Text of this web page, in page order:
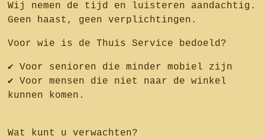
Wij nemen de tijd en luisteren aandachtig.
Geen haast, geen verplichtingen.
Voor wie is de Thuis Service bedoeld?
✔ Voor senioren die minder mobiel zijn
✔ Voor mensen die niet naar de winkel
kunnen komen.
Wat kunt u verwachten?